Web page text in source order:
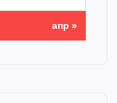
апр »